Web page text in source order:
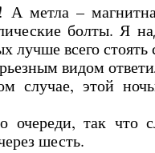
метла –
болты. Я
лучше всего стоять
видом
этой
так что
шесть.